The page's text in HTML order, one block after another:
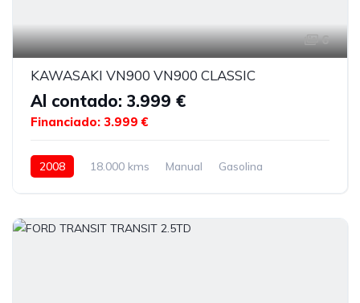
6
KAWASAKI VN900 VN900 CLASSIC
Al contado: 3.999 €
Financiado: 3.999 €
2008 18.000 kms Manual Gasolina